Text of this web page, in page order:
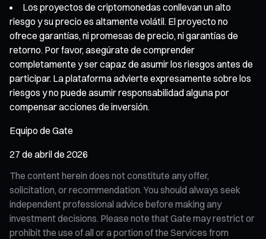
Los proyectos de criptomonedas conllevan un alto
riesgo y su precio es altamente volátil. El proyecto no
ofrece garantías, ni promesas de precio, ni garantías de
retorno. Por favor, asegúrate de comprender
completamente y ser capaz de asumir los riesgos antes de
participar. La plataforma advierte expresamente sobre los
riesgos y no puede asumir responsabilidad alguna por
compensar acciones de inversión.
Equipo de Gate
27 de abril de 2026
The content herein does not constitute any offer,
solicitation, or recommendation. You should always seek
independent professional advice before making any
investment decisions. Please note that Gate may restrict or
prohibit the use of all or a portion of the Services from